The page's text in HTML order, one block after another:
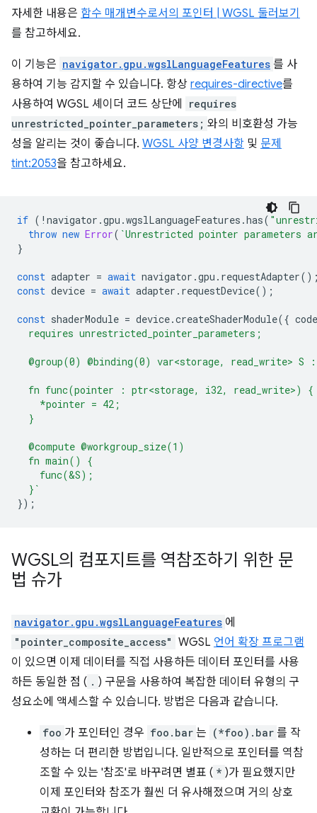
자세한 내용은 함수 매개변수로서의 포인터 | WGSL 둘러보기
를 참고하세요.
이 기능은 navigator.gpu.wgslLanguageFeatures 를 사
용하여 기능 감지할 수 있습니다. 항상 requires-directive를
사용하여 WGSL 셰이더 코드 상단에
requires
unrestricted_pointer_parameters; 와의 비호환성 가능
성을 알리는 것이 좋습니다. WGSL 사양 변경사항 및 문제
tint:2053을 참고하세요.
if ( ! navigator .gpu .wgslLanguageFeatures .has(
throw new Error( `Unrestricted pointer parameters
}
const adapter = await navigator .gpu . requestAdapter
const device = await adapter . requestDevice();
const shaderModule = device.createShaderModule({ code
  requires unrestricted_pointer_parameters;
@group(0) @binding(0) var<storage, read_write> S
  fn func(pointer : ptr<storage, i32, read_write>) {
    *pointer = 42;
  }
  @compute @workgroup_size(1)
  fn main() {
    func(&S);
  }`
});
WGSL의 컴포지트를 역참조하기 위한 문
법 슈가
navigator.gpu.wgslLanguageFeatures 에
"pointer_composite_access" WGSL 언어 확장 프로그램
이 있으면 이제 데이터를 직접 사용하든 데이터 포인터를 사용
하든 동일한 점 ( . ) 구문을 사용하여 복잡한 데이터 유형의 구
성요소에 액세스할 수 있습니다. 방법은 다음과 같습니다.
foo 가 포인터인 경우 foo.bar 는 (*foo).bar 를 작
성하는 더 편리한 방법입니다. 일반적으로 포인터를 역참
조할 수 있는 '참조'로 바꾸려면 별표 ( * )가 필요했지만
이제 포인터와 참조가 훨씬 더 유사해졌으며 거의 상호